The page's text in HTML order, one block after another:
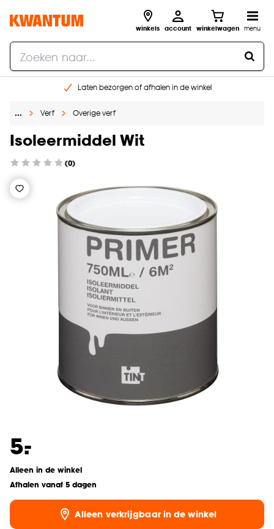
winkels account winkelwagen menu
Laten bezorgen of afhalen in de winkel
Gratis raam advies en inmeten aan huis
… Verf Overige verf
Isoleermiddel Wit
(0)
5.
-
Alleen in de winkel
Afhalen vanaf 5 dagen
Alleen verkrijgbaar in de winkel